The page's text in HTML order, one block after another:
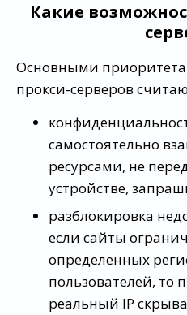
Какие
Основными
прокси-серверов
самостоятельно
ресурсами, не
устройстве,
разблокировка
если сайты
определенных
пользователей,
реальный IP